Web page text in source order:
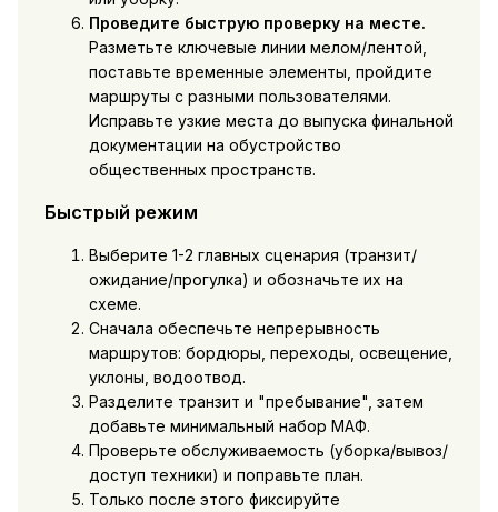
Проведите быструю проверку на месте.
Разметьте ключевые линии мелом/лентой,
поставьте временные элементы, пройдите
маршруты с разными пользователями.
Исправьте узкие места до выпуска финальной
документации на обустройство
общественных пространств.
Быстрый режим
Выберите 1-2 главных сценария (транзит/
ожидание/прогулка) и обозначьте их на
схеме.
Сначала обеспечьте непрерывность
маршрутов: бордюры, переходы, освещение,
уклоны, водоотвод.
Разделите транзит и "пребывание", затем
добавьте минимальный набор МАФ.
Проверьте обслуживаемость (уборка/вывоз/
доступ техники) и поправьте план.
Только после этого фиксируйте